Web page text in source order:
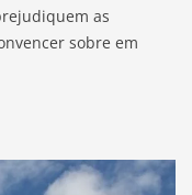
as
sobre em